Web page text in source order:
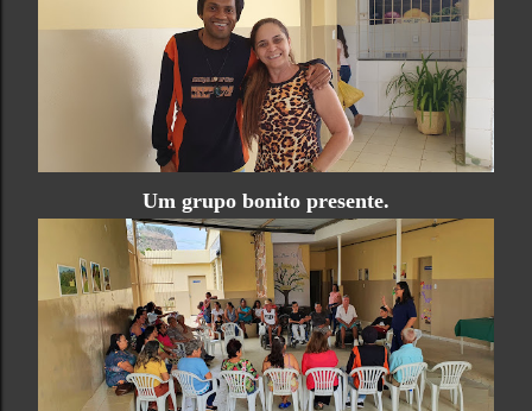
Um grupo bonito presente.